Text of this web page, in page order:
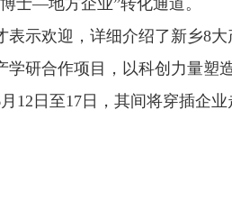
士—地方企业”转化通道。
欢迎，详细介绍了新乡8大
学研合作项目，以科创力量塑
日至17日，其间将穿插企业